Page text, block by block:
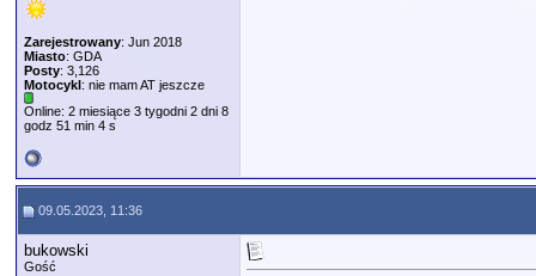
Zarejestrowany: Jun 2018
Miasto: GDA
Posty: 3,126
Motocykl: nie mam AT jeszcze
Online: 2 miesiące 3 tygodni 2 dni 8
godz 51 min 4 s
09.05.2023, 11:36
bukowski
Gość